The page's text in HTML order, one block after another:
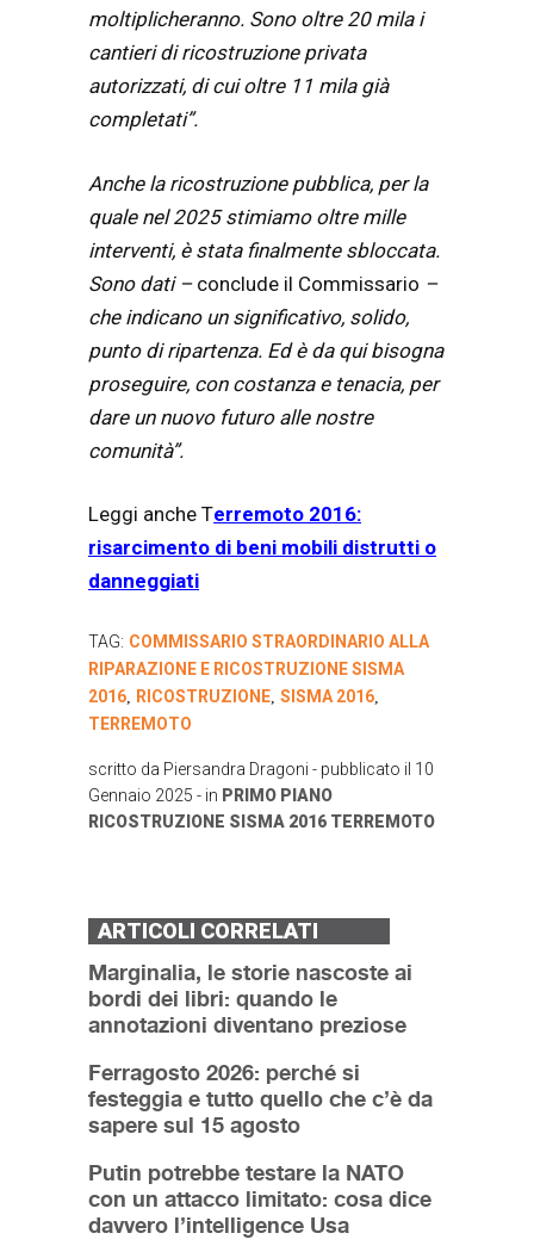
moltiplicheranno. Sono oltre 20 mila i
cantieri di ricostruzione privata
autorizzati, di cui oltre 11 mila già
completati”.
Anche la ricostruzione pubblica, per la
quale nel 2025 stimiamo oltre mille
interventi, è stata finalmente sbloccata.
Sono dati – conclude il Commissario –
che indicano un significativo, solido,
punto di ripartenza. Ed è da qui bisogna
proseguire, con costanza e tenacia, per
dare un nuovo futuro alle nostre
comunità”.
Leggi anche Terremoto 2016:
risarcimento di beni mobili distrutti o
danneggiati
TAG: COMMISSARIO STRAORDINARIO ALLA
RIPARAZIONE E RICOSTRUZIONE SISMA
2016
RICOSTRUZIONE SISMA 2016
TERREMOTO
scritto da Piersandra Dragoni - pubblicato il 10
Gennaio 2025 - in PRIMO PIANO
RICOSTRUZIONE SISMA 2016 TERREMOTO
ARTICOLI CORRELATI
Marginalia, le storie nascoste ai
bordi dei libri: quando le
annotazioni diventano preziose
Ferragosto 2026: perché si
festeggia e tutto quello che c’è da
sapere sul 15 agosto
Putin potrebbe testare la NATO
con un attacco limitato: cosa dice
davvero l’intelligence Usa